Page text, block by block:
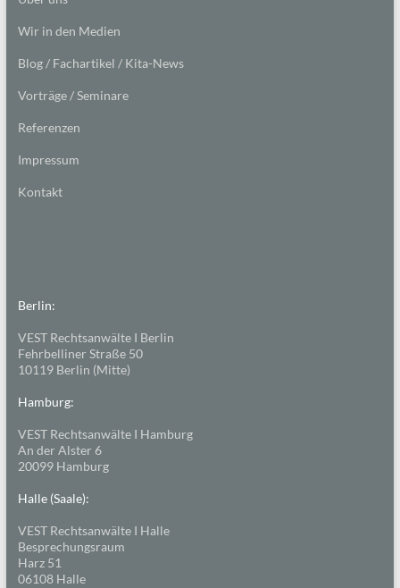
Wir in den Medien
Blog / Fachartikel / Kita-News
Vorträge / Seminare
Referenzen
Impressum
Kontakt
Berlin:
VEST Rechtsanwälte I Berlin
Fehrbelliner Straße 50
10119 Berlin (Mitte)
Hamburg:
VEST Rechtsanwälte I Hamburg
An der Alster 6
20099 Hamburg
Halle (Saale):
VEST Rechtsanwälte I Halle
Besprechungsraum
Harz 51
06108 Halle